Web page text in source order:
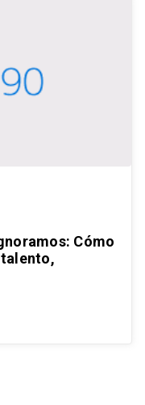
Cómo